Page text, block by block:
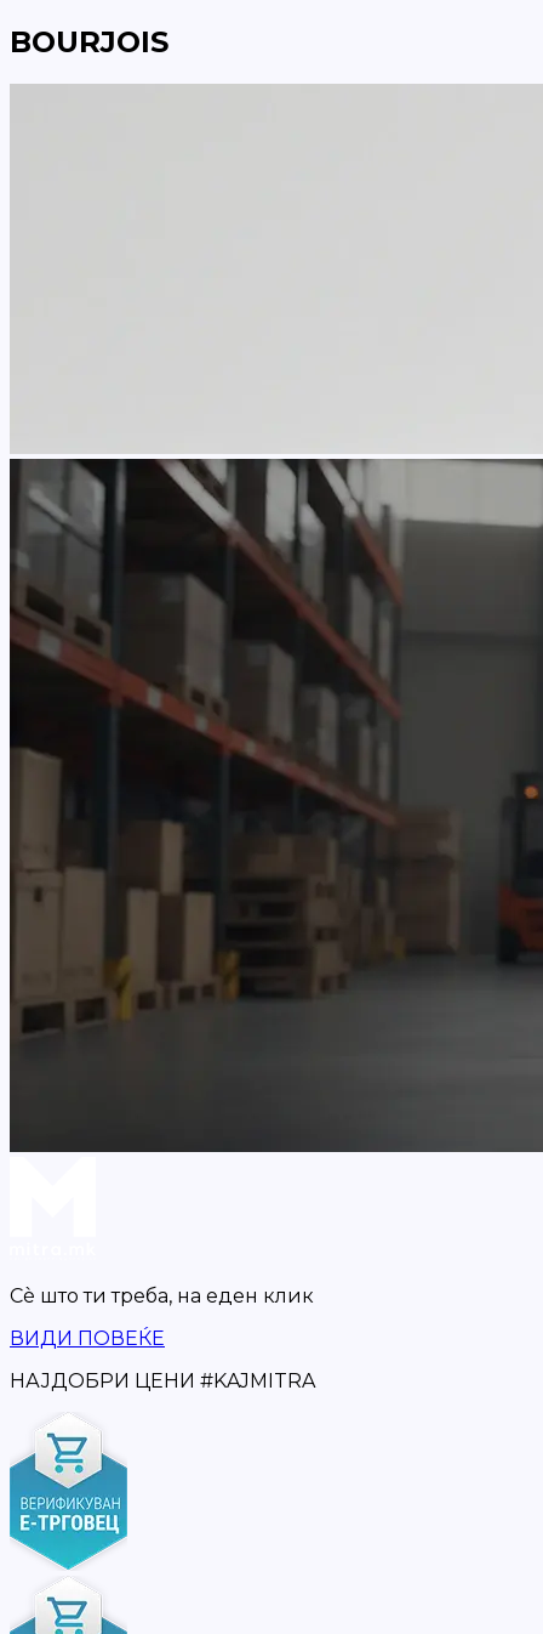
BOURJOIS
Сè што ти треба, на еден клик
ВИДИ ПОВЕЌЕ
НАЈДОБРИ ЦЕНИ #KAJMITRA